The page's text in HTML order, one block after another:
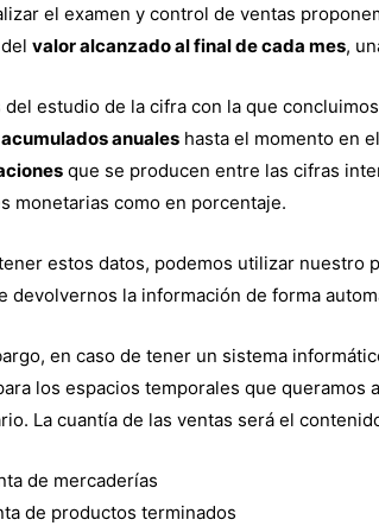
el examen y control de ventas
valor alcanzado al final de cada mes,
del estudio de la cifra con la que
anuales hasta el momento en
que se producen entre las cifras
monetarias como en porcentaje.
estos datos, podemos utilizar nuestro
devolvernos la información de forma
en caso de tener un sistema
los espacios temporales que queramos
La cuantía de las ventas será el
de mercaderías
de productos terminados